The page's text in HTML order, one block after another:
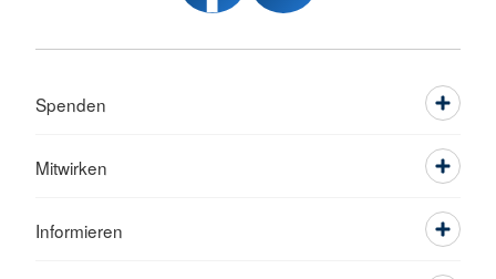
Spenden
Mitwirken
Informieren